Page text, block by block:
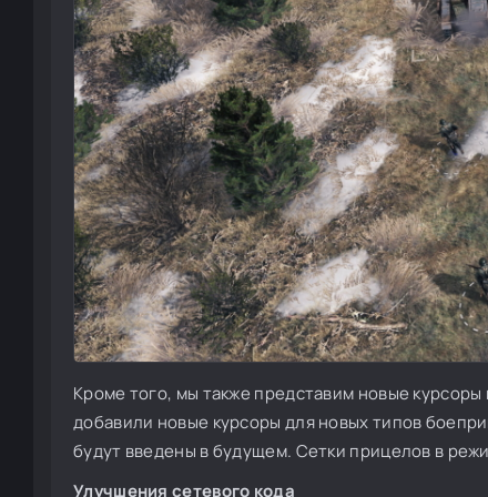
Кроме того, мы также представим новые
добавили новые курсоры для новых типов
будут введены в будущем. Сетки прицелов в
Улучшения сетевого кода